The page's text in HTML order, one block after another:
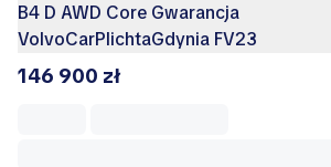
B4 D AWD Core Gwarancja
VolvoCarPlichtaGdynia FV23
146 900 zł